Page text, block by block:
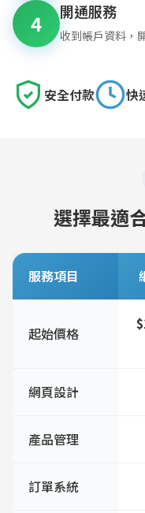
4 開通服務
收到帳戶資料，
安全付款 快
選擇最適
服務項目
起始價格
網頁設計
產品管理
訂單系統